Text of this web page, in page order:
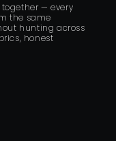
— every
the same
hunting across
honest